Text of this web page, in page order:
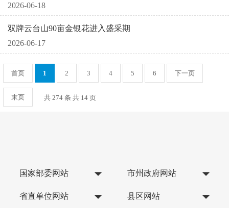
2026-06-18
双牌云台山90亩金银花进入盛采期
2026-06-17
首页 1 2 3 4 5 6 下一页
末页 共 274 条 共 14 页
国家部委网站 市州政府网站
省直单位网站 县区网站